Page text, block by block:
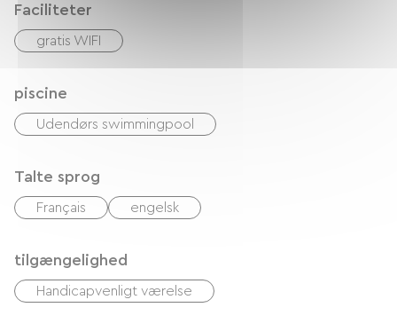
Faciliteter
gratis WIFI
piscine
Udendørs swimmingpool
Talte sprog
Français engelsk
tilgængelighed
Handicapvenligt værelse